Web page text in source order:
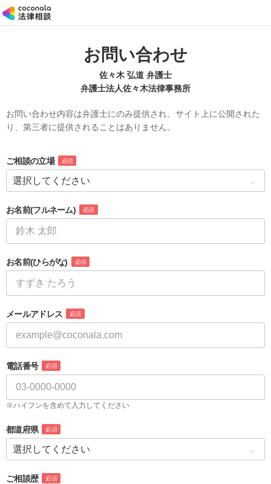
お問い合わせ
佐々木 弘道 弁護士
弁護士法人佐々木法律事務所
お問い合わせ内容は弁護士にのみ提供され、サイト上に公開された
り、第三者に提供されることはありません。
ご相談の立場 必須
お名前(フルネーム) 必須
お名前(ひらがな) 必須
メールアドレス 必須
電話番号 必須
※ハイフンを含めて入力してください
都道府県 必須
ご相談歴 必須